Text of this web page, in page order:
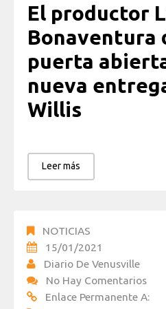
El productor
Bonaventura
puerta
nueva
Willis
Leer más
NOTICIAS
15/01/2021
Diario De Venusville
No Hay Comentarios
Enlace Permanente A: